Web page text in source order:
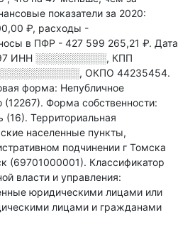
показатели за 2020:
₽, расходы -
в ПФР - 427 599 265,21 ₽. Дата
ИНН ░░░░░░░░░░, КПП
, ОКПО 44235454.
форма: Непубличное
(12267). Форма собственности:
(16). Территориальная
населенные пункты,
подчинении г Томска
(69701000001). Классификатор
власти и управления:
юридическими лицами или
лицами и гражданами